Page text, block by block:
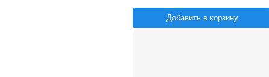
Добавить в корзину